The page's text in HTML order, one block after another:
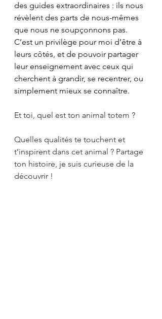
des guides extraordinaires : ils nous
révèlent des parts de nous-mêmes
que nous ne soupçonnons pas.
C’est un privilège pour moi d’être à
leurs côtés, et de pouvoir partager
leur enseignement avec ceux qui
cherchent à grandir, se recentrer, ou
simplement mieux se connaître.
Et toi, quel est ton animal totem ?
Quelles qualités te touchent et
t’inspirent dans cet animal ? Partage
ton histoire, je suis curieuse de la
découvrir !